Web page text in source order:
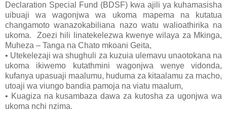
Declaration Special Fund (BDSF) kwa ajili ya kuhamasisha
uibuaji wa wagonjwa wa ukoma mapema na kutatua
changamoto wanazokabiliana nazo watu walioathirika na
ukoma. Zoezi hili linatekelezwa kwenye wilaya za Mkinga,
Muheza – Tanga na Chato mkoani Geita,
• Utekelezaji wa shughuli za kuzuia ulemavu unaotokana na
ukoma ikiwemo kutathmini wagonjwa wenye vidonda,
kufanya upasuaji maalumu, huduma za kitaalamu za macho,
utoaji wa viungo bandia pamoja na viatu maalum,
• Kuagiza na kusambaza dawa za kutosha za ugonjwa wa
ukoma nchi nzima.